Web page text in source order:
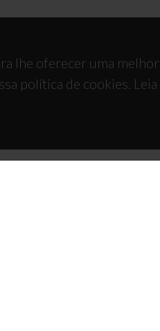
lhe oferecer uma
política de cookies.